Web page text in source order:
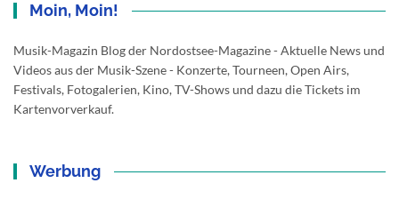
Moin, Moin!
Musik-Magazin Blog der Nordostsee-Magazine - Aktuelle News und
Videos aus der Musik-Szene - Konzerte, Tourneen, Open Airs,
Festivals, Fotogalerien, Kino, TV-Shows und dazu die Tickets im
Kartenvorverkauf.
Werbung